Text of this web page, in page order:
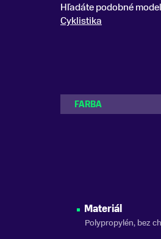
Hľadáte podobné
Cyklistika
FARBA
Materiál
Polypropylén, bez